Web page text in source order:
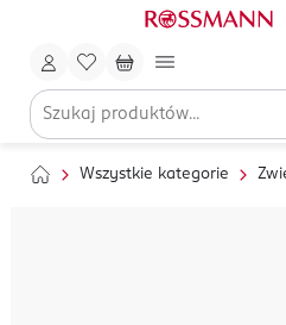
Wszystkie kategorie